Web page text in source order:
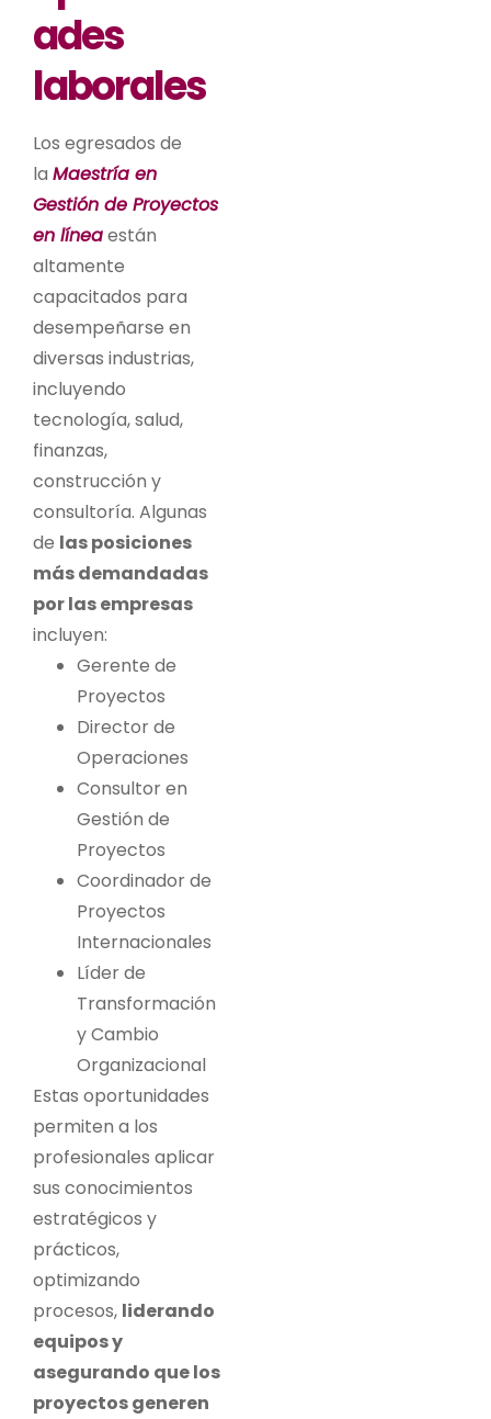
ades
laborales
Los egresados de
la Maestría en
Gestión de Proyectos
en líneaestán
altamente
capacitados para
desempeñarse en
diversas industrias,
incluyendo
tecnología, salud,
finanzas,
construcción y
consultoría. Algunas
de las posiciones
más demandadas
por las empresas
incluyen:
Gerente de
Proyectos
Director de
Operaciones
Consultor en
Gestión de
Proyectos
Coordinador de
Proyectos
Internacionales
Líder de
Transformación
y Cambio
Organizacional
Estas oportunidades
permiten a los
profesionales aplicar
sus conocimientos
estratégicos y
prácticos,
optimizando
procesos, liderando
equipos y
asegurando que los
proyectos generen